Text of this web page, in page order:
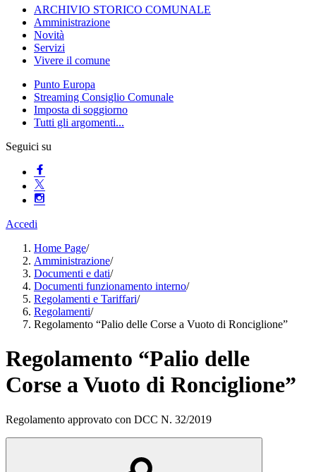
ARCHIVIO STORICO COMUNALE
Amministrazione
Novità
Servizi
Vivere il comune
Punto Europa
Streaming Consiglio Comunale
Imposta di soggiorno
Tutti gli argomenti...
Seguici su
Accedi
Home Page/
Amministrazione/
Documenti e dati/
Documenti funzionamento interno/
Regolamenti e Tariffari/
Regolamenti/
Regolamento “Palio delle Corse a Vuoto di Ronciglione”
Regolamento “Palio delle
Corse a Vuoto di Ronciglione”
Regolamento approvato con DCC N. 32/2019